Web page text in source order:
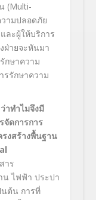
(Multi-
ามปลอดภัย
ละผู้ให้บริการ
ฝ่ายจะหันมา
กษาความ
รรักษาความ
าทำไมจึงมี
จัดการการ
งสร้างพื้นฐาน
าร
ไฟฟ้า ประปา
นต้น การที่